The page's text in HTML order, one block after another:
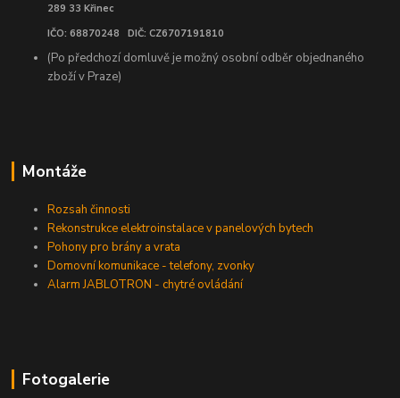
289 33 Křinec
IČO: 68870248 DIČ: CZ6707191810
(Po předchozí domluvě je možný osobní odběr objednaného
zboží v Praze)
Montáže
Rozsah činnosti
Rekonstrukce elektroinstalace v panelových bytech
Pohony pro brány a vrata
Domovní komunikace - telefony, zvonky
Alarm JABLOTRON - chytré ovládání
Fotogalerie